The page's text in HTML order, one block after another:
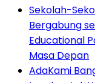
Sekolah-
Bergabung
Educational
Masa Depan
AdaKami